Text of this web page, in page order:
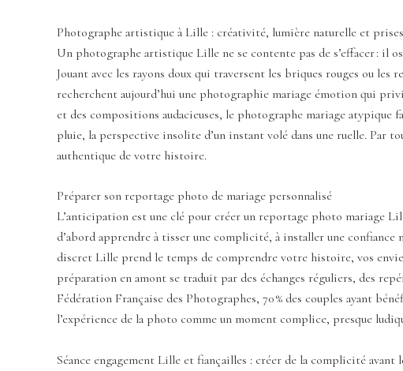
Photographe artistique à Lille : créativité, lumière naturelle et prises
Un photographe artistique Lille ne se contente pas de s’effacer : il
Jouant avec les rayons doux qui traversent les briques rouges ou
recherchent aujourd’hui une photographie mariage émotion qui
et des compositions audacieuses, le photographe mariage atypique
pluie, la perspective insolite d’un instant volé dans une ruelle. Par
authentique de votre histoire.
Préparer son reportage photo de mariage personnalisé
L’anticipation est une clé pour créer un reportage photo mariage
d’abord apprendre à tisser une complicité, à installer une
discret Lille prend le temps de comprendre votre histoire, vos
préparation en amont se traduit par des échanges réguliers, des
Fédération Française des Photographes, 70 % des couples ayant
l’expérience de la photo comme un moment complice, presque
Séance engagement Lille et fiançailles : créer de la complicité avant